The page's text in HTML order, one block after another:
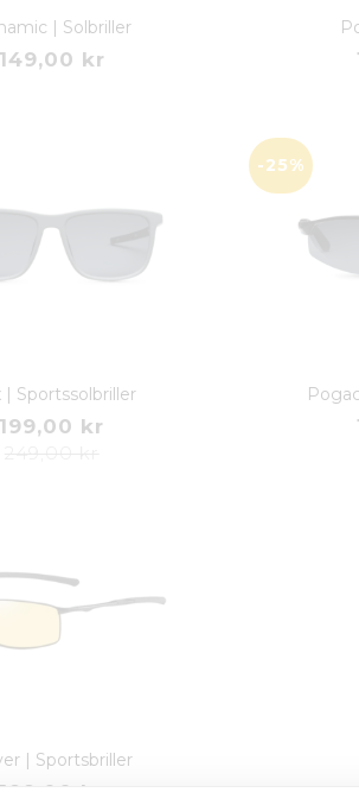
| Solbriller
kr
| Sportssolbriller
199,00 kr
-25%
| Sportsbriller
199,00 kr